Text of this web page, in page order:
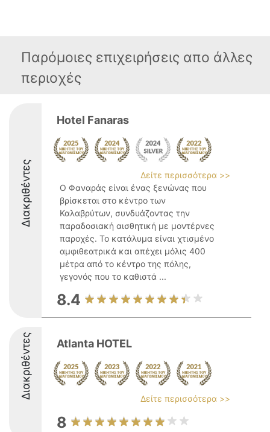
Παρόμοιες επιχειρήσεις απο άλλες
περιοχές
Διακριθέντες
Hotel Fanaras
Δείτε περισσότερα >>
Ο Φαναράς είναι ένας ξενώνας που
βρίσκεται στο κέντρο των
Καλαβρύτων, συνδυάζοντας την
παραδοσιακή αισθητική με μοντέρνες
παροχές. Το κατάλυμα είναι χτισμένο
αμφιθεατρικά και απέχει μόλις 400
μέτρα από το κέντρο της πόλης,
γεγονός που το καθιστά ...
8.4
Διακριθέντες Atlanta HOTEL
Δείτε περισσότερα >>
8